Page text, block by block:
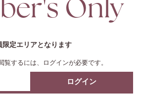
Only
限定エリアとなります
覧するには、ログインが必要です。
ログイン